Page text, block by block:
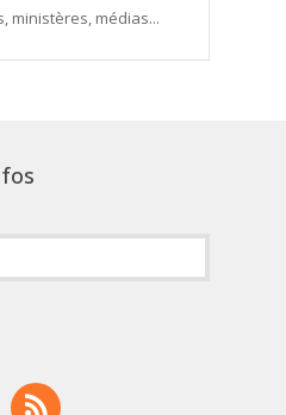
ministères, médias...